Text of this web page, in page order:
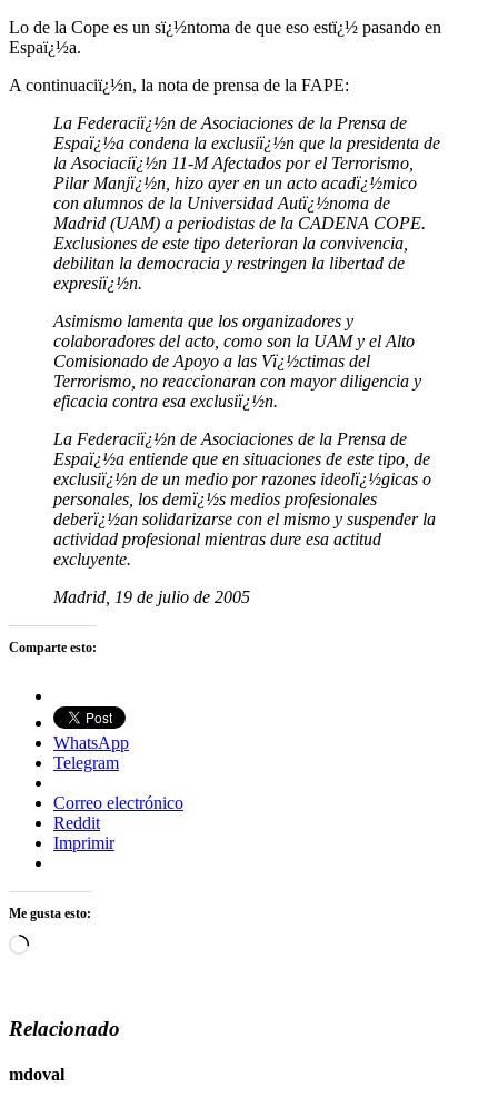
Lo de la Cope es un sï¿½ntoma de que eso estï¿½ pasando en
Espaï¿½a.
A continuaciï¿½n, la nota de prensa de la FAPE:
La Federaciï¿½n de Asociaciones de la Prensa de
Espaï¿½a condena la exclusiï¿½n que la presidenta de
la Asociaciï¿½n 11-M Afectados por el Terrorismo,
Pilar Manjï¿½n, hizo ayer en un acto acadï¿½mico
con alumnos de la Universidad Autï¿½noma de
Madrid (UAM) a periodistas de la CADENA COPE.
Exclusiones de este tipo deterioran la convivencia,
debilitan la democracia y restringen la libertad de
expresiï¿½n.
Asimismo lamenta que los organizadores y
colaboradores del acto, como son la UAM y el Alto
Comisionado de Apoyo a las Vï¿½ctimas del
Terrorismo, no reaccionaran con mayor diligencia y
eficacia contra esa exclusiï¿½n.
La Federaciï¿½n de Asociaciones de la Prensa de
Espaï¿½a entiende que en situaciones de este tipo, de
exclusiï¿½n de un medio por razones ideolï¿½gicas o
personales, los demï¿½s medios profesionales
deberï¿½an solidarizarse con el mismo y suspender la
actividad profesional mientras dure esa actitud
excluyente.
Madrid, 19 de julio de 2005
Comparte esto:
WhatsApp
Telegram
Correo electrónico
Reddit
Imprimir
Me gusta esto:
Cargando...
Relacionado
mdoval